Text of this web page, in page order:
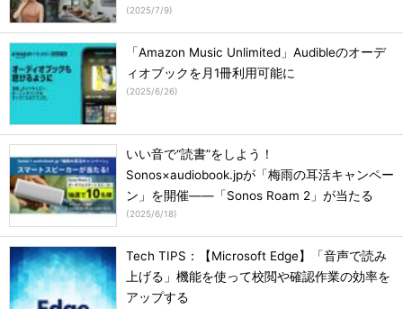
(2025/7/9)
「Amazon Music Unlimited」Audibleのオーデ
ィオブックを月1冊利用可能に
(2025/6/26)
いい音で“読書”をしよう！
Sonos×audiobook.jpが「梅雨の耳活キャンペー
ン」を開催――「Sonos Roam 2」が当たる
(2025/6/18)
Tech TIPS：【Microsoft Edge】「音声で読み
上げる」機能を使って校閲や確認作業の効率を
アップする